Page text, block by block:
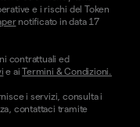
e i rischi del Token
notificato in data 17
contrattuali ed
e aiTermini & Condizioni.
i servizi, consulta i
contattaci tramite